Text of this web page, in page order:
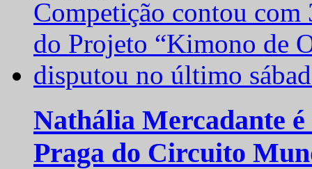
Nathália Mercadante
Praga do Circuito